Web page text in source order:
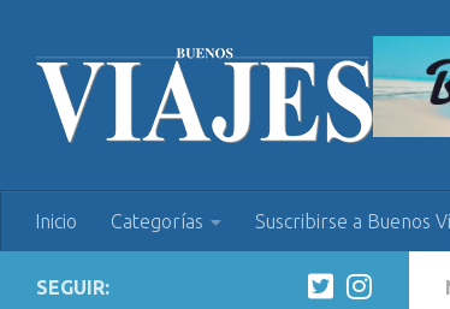
Inicio Categorías Suscribirse a Buenos
SEGUIR: